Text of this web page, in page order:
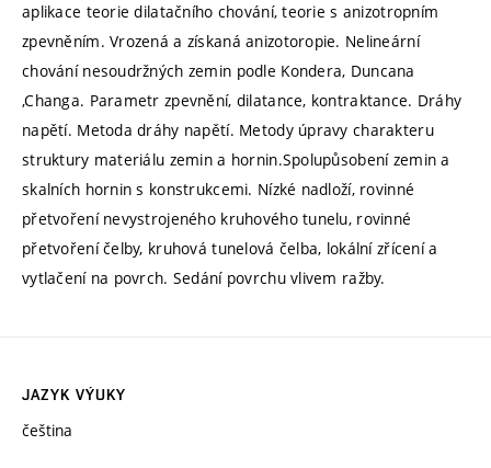
aplikace teorie dilatačního chování, teorie s anizotropním
zpevněním. Vrozená a získaná anizotoropie. Nelineární
chování nesoudržných zemin podle Kondera, Duncana
,Changa. Parametr zpevnění, dilatance, kontraktance. Dráhy
napětí. Metoda dráhy napětí. Metody úpravy charakteru
struktury materiálu zemin a hornin.Spolupůsobení zemin a
skalních hornin s konstrukcemi. Nízké nadloží, rovinné
přetvoření nevystrojeného kruhového tunelu, rovinné
přetvoření čelby, kruhová tunelová čelba, lokální zřícení a
vytlačení na povrch. Sedání povrchu vlivem ražby.
JAZYK VÝUKY
čeština